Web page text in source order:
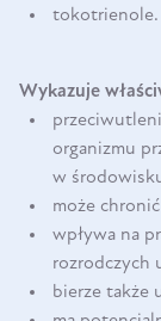
tokotrienole.
Wykazuje
organizmu
w
może
wpływa na
rozrodczych
bierze także